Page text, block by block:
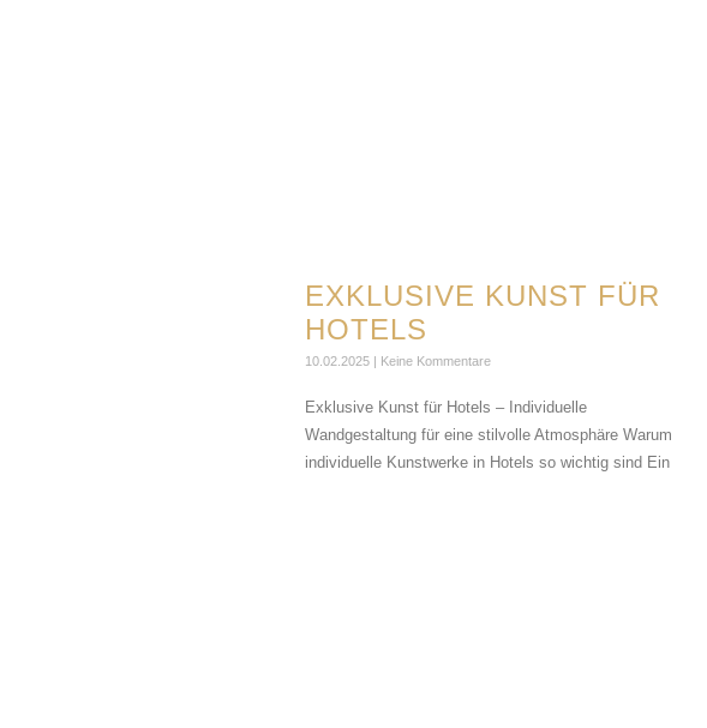
EXKLUSIVE KUNST FÜR
HOTELS
10.02.2025 Keine Kommentare
Exklusive Kunst für Hotels – Individuelle
Wandgestaltung für eine stilvolle Atmosphäre Warum
individuelle Kunstwerke in Hotels so wichtig sind Ein